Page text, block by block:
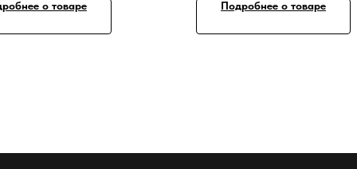
о товаре Подробнее о товаре